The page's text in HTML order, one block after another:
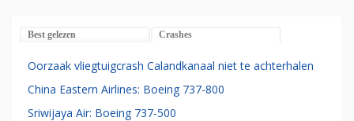
Best gelezen Crashes
Oorzaak vliegtuigcrash Calandkanaal niet te achterhalen
China Eastern Airlines: Boeing 737-800
Sriwijaya Air: Boeing 737-500